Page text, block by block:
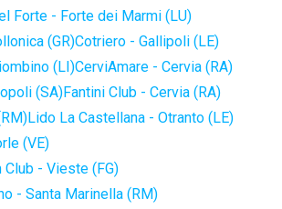
Forte - Forte dei Marmi (LU)
(GR)Cotriero - Gallipoli (LE)
(LI)CerviAmare - Cervia (RA)
(SA)Fantini Club - Cervia (RA)
Lido La Castellana - Otranto (LE)
(VE)
Club - Vieste (FG)
- Santa Marinella (RM)